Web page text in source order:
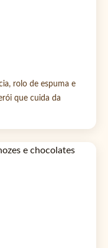
rolo de espuma e
que cuida da